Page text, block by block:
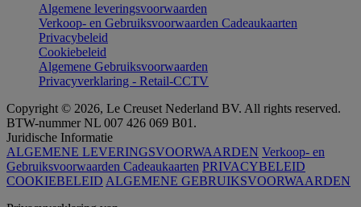
Algemene leveringsvoorwaarden
Verkoop- en Gebruiksvoorwaarden Cadeaukaarten
Privacybeleid
Cookiebeleid
Algemene Gebruiksvoorwaarden
Privacyverklaring - Retail-CCTV
Copyright © 2026, Le Creuset Nederland BV. All rights reserved.
BTW-nummer NL 007 426 069 B01.
Juridische Informatie
ALGEMENE LEVERINGSVOORWAARDEN Verkoop- en
Gebruiksvoorwaarden Cadeaukaarten PRIVACYBELEID
COOKIEBELEID ALGEMENE GEBRUIKSVOORWAARDEN